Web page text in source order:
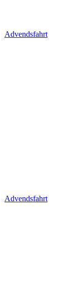
Advendsfahrt
Advendsfahrt